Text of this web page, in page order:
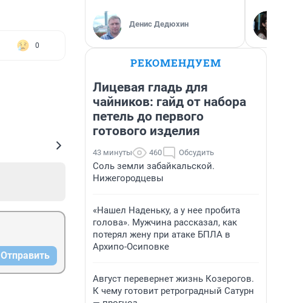
0
Отправить
Денис Дедюхин
РЕКОМЕНДУЕМ
Лицевая гладь для
чайников: гайд от набора
петель до первого
готового изделия
43 минуты 460 Обсудить
Соль земли забайкальской.
Нижегородцевы
«Нашел Наденьку, а у нее пробита
голова». Мужчина рассказал, как
потерял жену при атаке БПЛА в
Архипо-Осиповке
Август перевернет жизнь Козерогов.
К чему готовит ретроградный Сатурн